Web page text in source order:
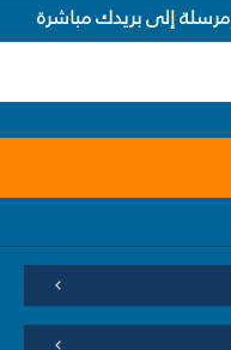
إلى بريدك مباشرة